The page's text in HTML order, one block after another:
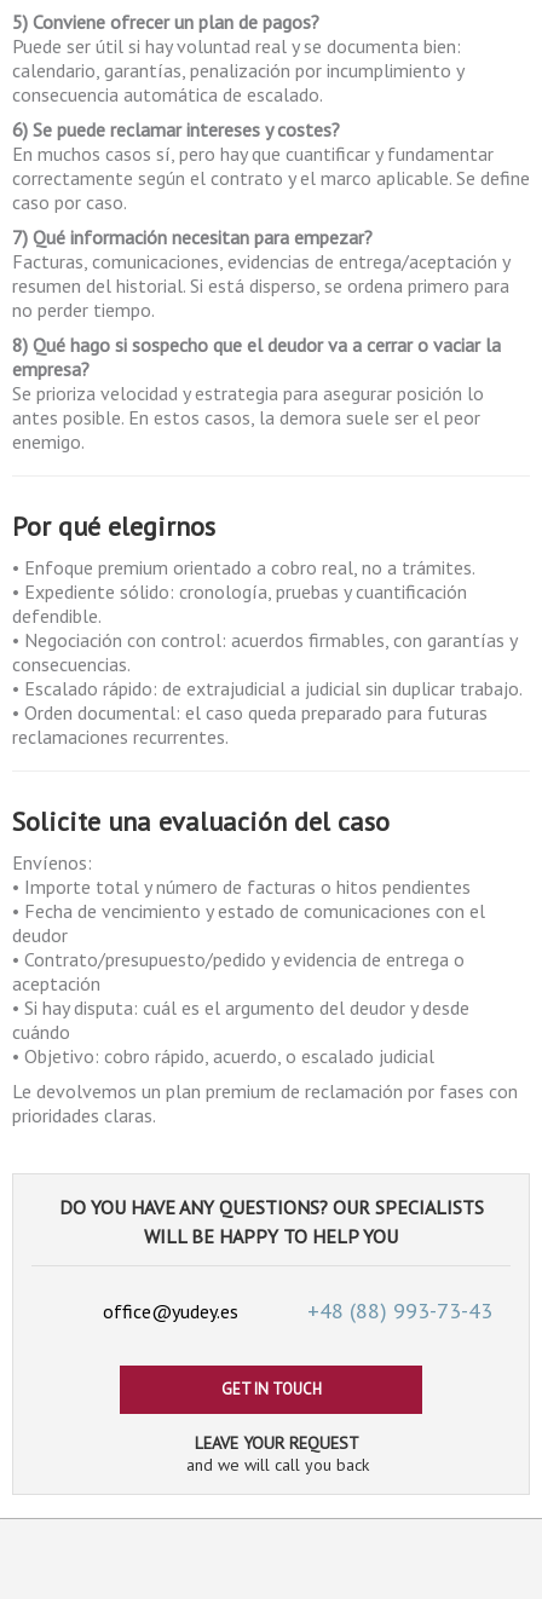
5) Conviene ofrecer un plan de pagos?
Puede ser útil si hay voluntad real y se documenta bien:
calendario, garantías, penalización por incumplimiento y
consecuencia automática de escalado.
6) Se puede reclamar intereses y costes?
En muchos casos sí, pero hay que cuantificar y fundamentar
correctamente según el contrato y el marco aplicable. Se define
caso por caso.
7) Qué información necesitan para empezar?
Facturas, comunicaciones, evidencias de entrega/aceptación y
resumen del historial. Si está disperso, se ordena primero para
no perder tiempo.
8) Qué hago si sospecho que el deudor va a cerrar o vaciar la
empresa?
Se prioriza velocidad y estrategia para asegurar posición lo
antes posible. En estos casos, la demora suele ser el peor
enemigo.
Por qué elegirnos
• Enfoque premium orientado a cobro real, no a trámites.
• Expediente sólido: cronología, pruebas y cuantificación
defendible.
• Negociación con control: acuerdos firmables, con garantías y
consecuencias.
• Escalado rápido: de extrajudicial a judicial sin duplicar trabajo.
• Orden documental: el caso queda preparado para futuras
reclamaciones recurrentes.
Solicite una evaluación del caso
Envíenos:
• Importe total y número de facturas o hitos pendientes
• Fecha de vencimiento y estado de comunicaciones con el
deudor
• Contrato/presupuesto/pedido y evidencia de entrega o
aceptación
• Si hay disputa: cuál es el argumento del deudor y desde
cuándo
• Objetivo: cobro rápido, acuerdo, o escalado judicial
Le devolvemos un plan premium de reclamación por fases con
prioridades claras.
DO YOU HAVE ANY QUESTIONS? OUR SPECIALISTS
WILL BE HAPPY TO HELP YOU
office@yudey.es +48 (88) 993-73-43
GET IN TOUCH
LEAVE YOUR REQUEST
and we will call you back